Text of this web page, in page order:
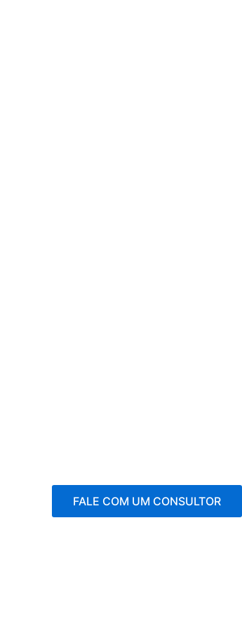
FALE COM UM CONSULTOR